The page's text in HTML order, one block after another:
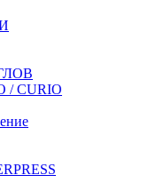
/ CURIO